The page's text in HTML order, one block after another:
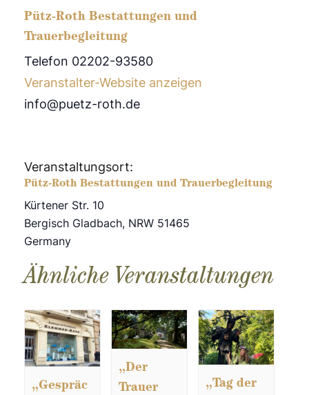
Pütz-Roth Bestattungen und
Trauerbegleitung
Telefon 02202-93580
Veranstalter-Website anzeigen
info@puetz-roth.de
Veranstaltungsort:
Pütz-Roth Bestattungen und Trauerbegleitung
Kürtener Str. 10
Bergisch Gladbach, NRW 51465
Germany
Ähnliche Veranstaltungen
„Gespräc
„Der
Trauer
„Tag der